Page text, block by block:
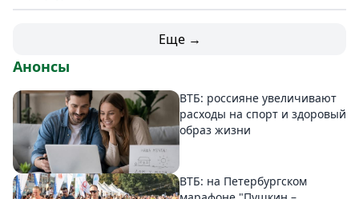
Еще →
Анонсы
ВТБ: россияне увеличивают
расходы на спорт и здоровый
образ жизни
ВТБ: на Петербургском